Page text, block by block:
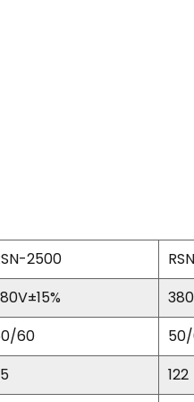
2500
60
122